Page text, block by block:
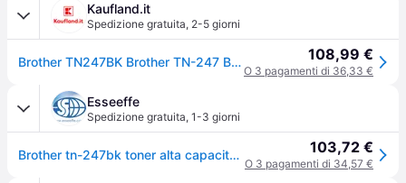
Kaufland.it
Spedizione gratuita, 2-5 giorni
Brother TN247BK Brother TN-247 BK Toner schwarz 108,99 €
O 3 pagamenti di 36,33 €
Esseeffe
Spedizione gratuita, 1-3 giorni
Brother tn-247bk toner alta capacita` nero 3.000 pag per hll3210cw / hll3230cdw / hll3270cdw / dcpl3550cdw / mfcl3730cdn / mfcl3750cdw / mfcl3770cdw 103,72 €
O 3 pagamenti di 34,57 €